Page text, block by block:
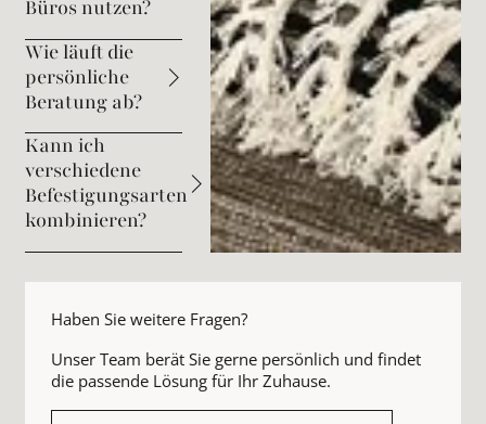
Büros nutzen?
Wie läuft die
persönliche
Beratung ab?
Kann ich
verschiedene
Befestigungsarten
kombinieren?
Haben Sie weitere Fragen?
Unser Team berät Sie gerne persönlich und findet
die passende Lösung für Ihr Zuhause.